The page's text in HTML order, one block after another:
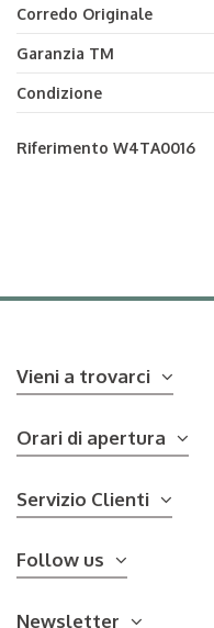
Corredo Originale
Garanzia TM
Condizione
Riferimento W4TA0016
Vieni a trovarci
Orari di apertura
Servizio Clienti
Follow us
Newsletter